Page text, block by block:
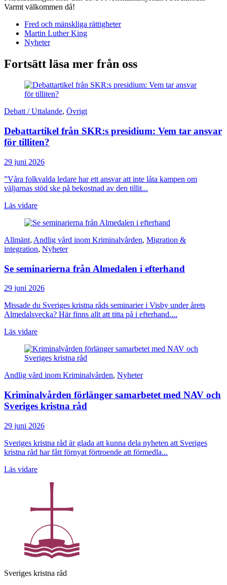
Varmt välkommen då!
Fred och mänskliga rättigheter
Martin Luther King
Nyheter
Fortsätt läsa mer från oss
Debatt / Uttalande, Övrigt
Debattartikel från SKR:s presidium: Vem tar ansvar
för tilliten?
29 juni 2026
”Våra folkvalda ledare har ett ansvar att inte låta kampen om
väljarnas stöd ske på bekostnad av den tillit...
Läs vidare
Allmänt, Andlig vård inom Kriminalvården, Migration &
integration, Nyheter
Se seminarierna från Almedalen i efterhand
29 juni 2026
Missade du Sveriges kristna råds seminarier i Visby under årets
Almedalsvecka? Här finns allt att titta på i efterhand....
Läs vidare
Andlig vård inom Kriminalvården, Nyheter
Kriminalvården förlänger samarbetet med NAV och
Sveriges kristna råd
29 juni 2026
Sveriges kristna råd är glada att kunna dela nyheten att Sveriges
kristna råd har fått förnyat förtroende att förmedla...
Läs vidare
Sveriges kristna råd